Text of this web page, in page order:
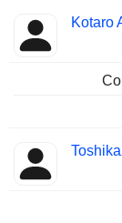
Kotaro